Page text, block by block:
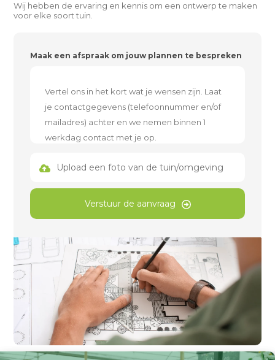
Wij hebben de ervaring en kennis om een ontwerp te maken
voor elke soort tuin.
Maak een afspraak om jouw plannen te bespreken
Upload een foto van de tuin/omgeving
Verstuur de aanvraag